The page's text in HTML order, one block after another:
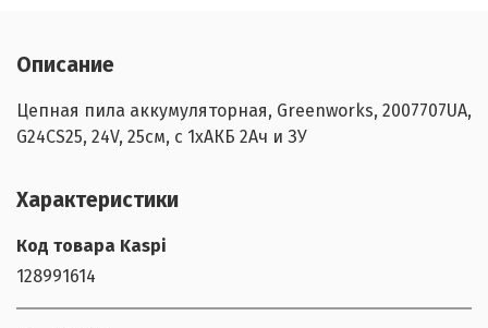
Описание
Цепная пила аккумуляторная, Greenworks, 2007707UA,
G24CS25, 24V, 25см, c 1хАКБ 2Ач и ЗУ
Характеристики
Код товара Kaspi
128991614